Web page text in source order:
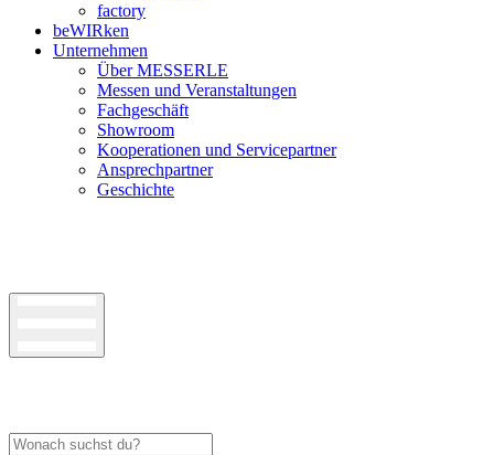
factory
beWIRken
Unternehmen
Über MESSERLE
Messen und Veranstaltungen
Fachgeschäft
Showroom
Kooperationen und Servicepartner
Ansprechpartner
Geschichte